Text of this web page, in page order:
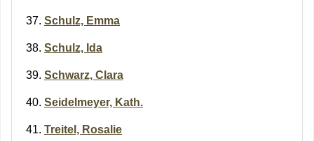
Schulz, Emma
Schulz, Ida
Schwarz, Clara
Seidelmeyer, Kath.
Treitel, Rosalie